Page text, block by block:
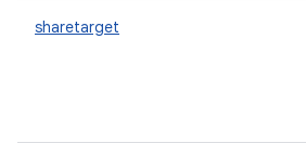
sharetarget